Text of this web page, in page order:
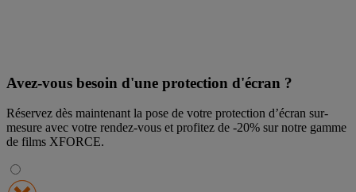
Avez-vous besoin d'une protection d'écran ?
Réservez dès maintenant la pose de votre protection d’écran sur-
mesure avec votre rendez-vous et profitez de -20% sur notre gamme
de films XFORCE.